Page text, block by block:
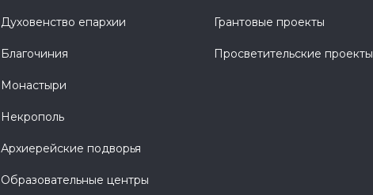
Духовенство епархии
Благочиния
Монастыри
Некрополь
Архиерейские подворья
Образовательные центры
Грантовые проекты
Просветительские проекты